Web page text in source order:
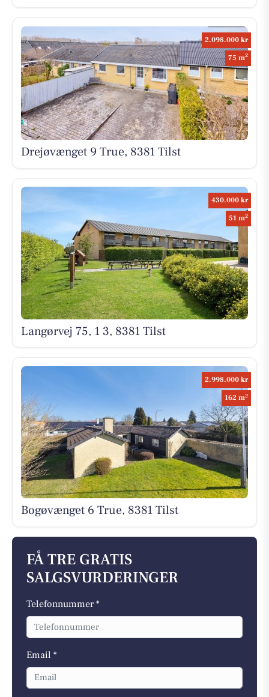
2.098.000 kr
75 m2
Drejøvænget 9 True, 8381 Tilst
430.000 kr
51 m2
Langørvej 75, 1 3, 8381 Tilst
2.998.000 kr
162 m2
Bogøvænget 6 True, 8381 Tilst
FÅ TRE GRATIS
SALGSVURDERINGER
Telefonnummer *
Email *